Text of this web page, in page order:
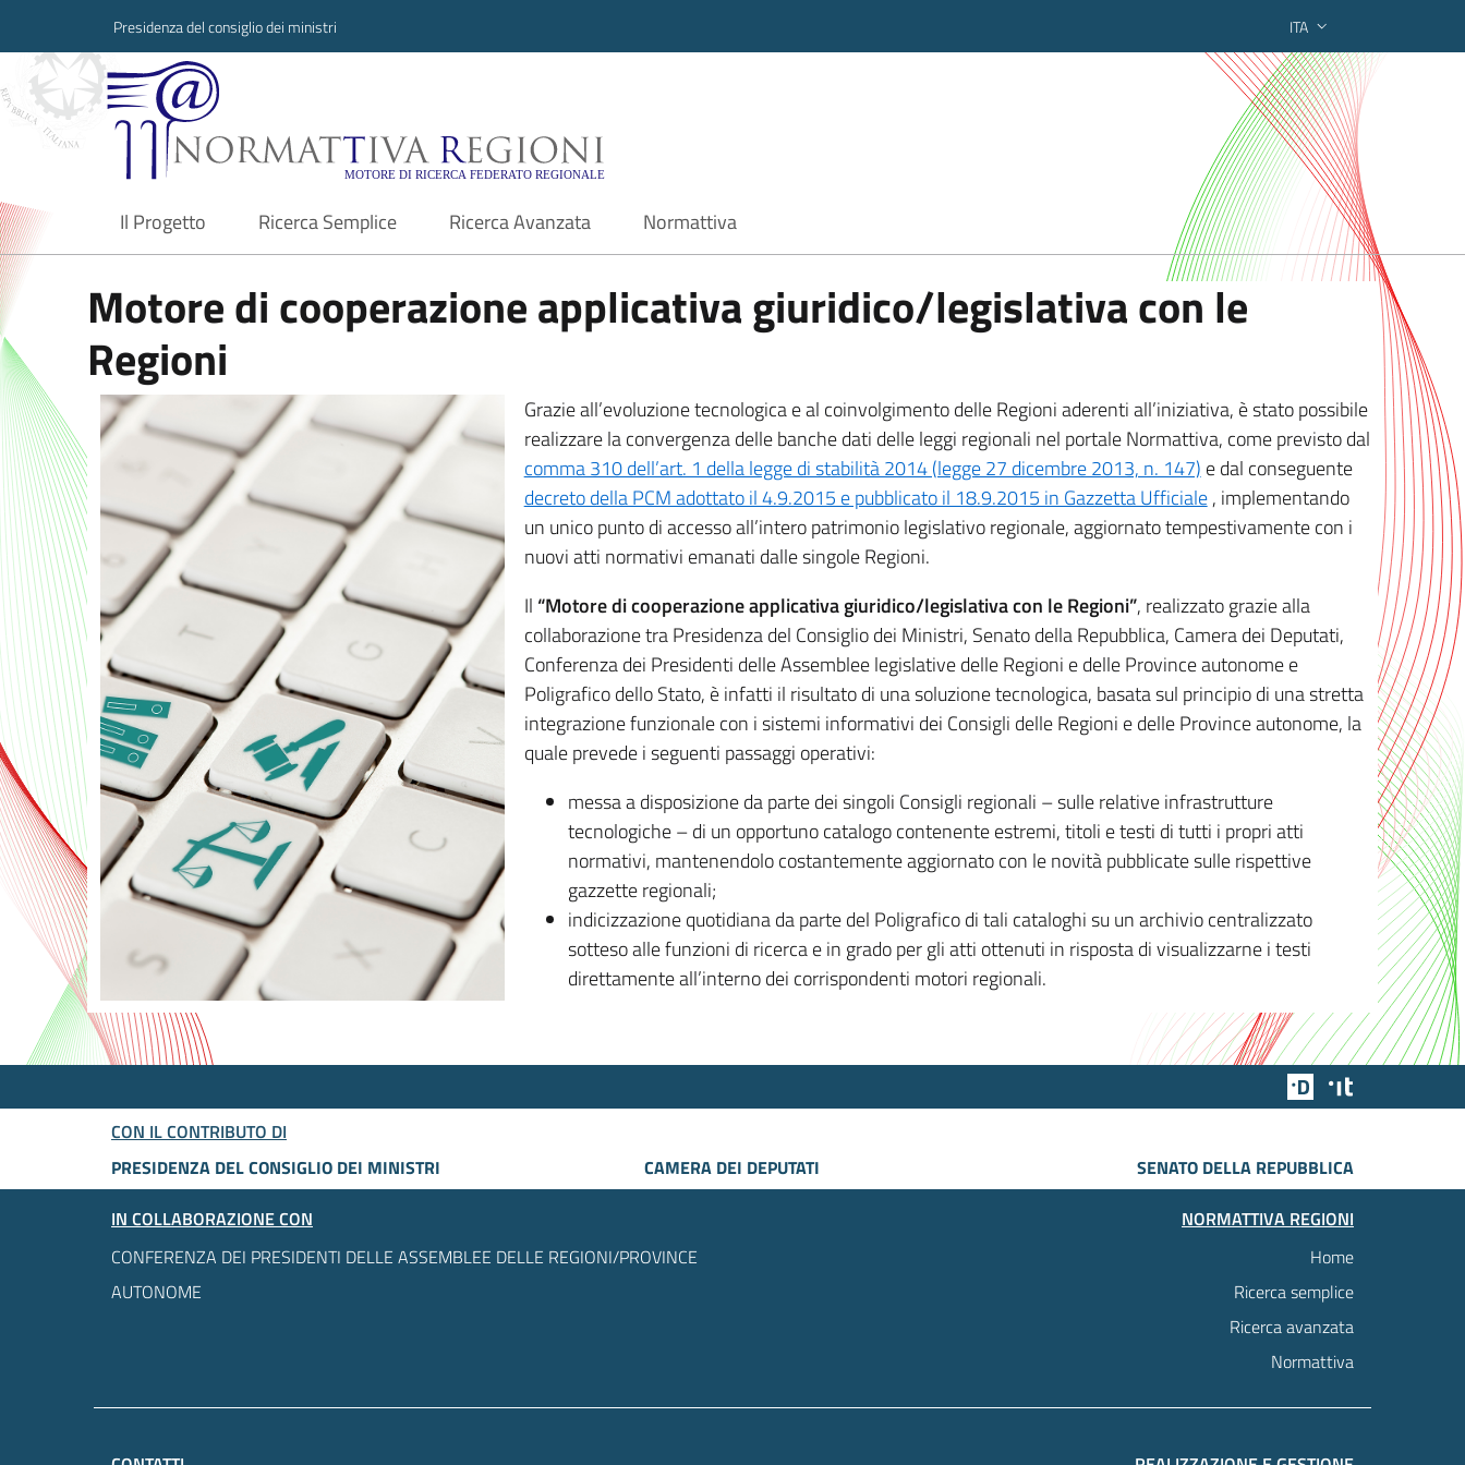
Presidenza del consiglio dei ministri ITA
Normattiva Regioni - Motore di ricerca federato regionale
Il Progetto
current Ricerca Semplice Ricerca Avanzata Normattiva
Motore di cooperazione applicativa giuridico/legislativa con le
Regioni
Grazie all’evoluzione tecnologica e al coinvolgimento delle Regioni aderenti all’iniziativa, è stato possibile
realizzare la convergenza delle banche dati delle leggi regionali nel portale Normattiva, come previsto dal
comma 310 dell’art. 1 della legge di stabilità 2014 (legge 27 dicembre 2013, n. 147) e dal conseguente
decreto della PCM adottato il 4.9.2015 e pubblicato il 18.9.2015 in Gazzetta Ufficiale, implementando
un unico punto di accesso all’intero patrimonio legislativo regionale, aggiornato tempestivamente con i
nuovi atti normativi emanati dalle singole Regioni.
Il “Motore di cooperazione applicativa giuridico/legislativa con le Regioni”, realizzato grazie alla
collaborazione tra Presidenza del Consiglio dei Ministri, Senato della Repubblica, Camera dei Deputati,
Conferenza dei Presidenti delle Assemblee legislative delle Regioni e delle Province autonome e
Poligrafico dello Stato, è infatti il risultato di una soluzione tecnologica, basata sul principio di una stretta
integrazione funzionale con i sistemi informativi dei Consigli delle Regioni e delle Province autonome, la
quale prevede i seguenti passaggi operativi:
messa a disposizione da parte dei singoli Consigli regionali – sulle relative infrastrutture
tecnologiche – di un opportuno catalogo contenente estremi, titoli e testi di tutti i propri atti
normativi, mantenendolo costantemente aggiornato con le novità pubblicate sulle rispettive
gazzette regionali;
indicizzazione quotidiana da parte del Poligrafico di tali cataloghi su un archivio centralizzato
sotteso alle funzioni di ricerca e in grado per gli atti ottenuti in risposta di visualizzarne i testi
direttamente all’interno dei corrispondenti motori regionali.
Team Digitale
CON IL CONTRIBUTO DI
PRESIDENZA DEL CONSIGLIO DEI MINISTRI
CAMERA DEI DEPUTATI
SENATO DELLA REPUBBLICA
IN COLLABORAZIONE CON
CONFERENZA DEI PRESIDENTI DELLE ASSEMBLEE DELLE REGIONI/PROVINCE
AUTONOME
NORMATTIVA REGIONI
Home
Ricerca semplice
Ricerca avanzata
Normattiva